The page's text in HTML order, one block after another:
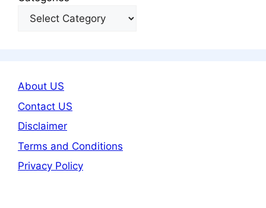
About US
Contact US
Disclaimer
Terms and Conditions
Privacy Policy